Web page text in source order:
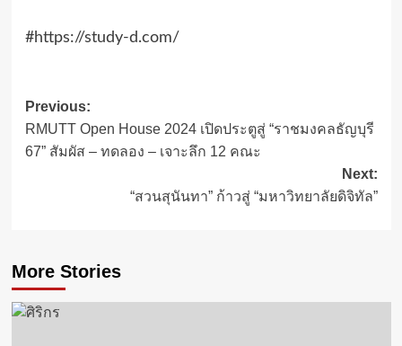
#https://study-d.com/
Post
navigation
Previous:
RMUTT Open House 2024 เปิดประตูสู่ “ราชมงคลธัญบุรี
67” สัมผัส – ทดลอง – เจาะลึก 12 คณะ
Next:
“สวนสุนันทา” ก้าวสู่ “มหาวิทยาลัยดิจิทัล”
More Stories